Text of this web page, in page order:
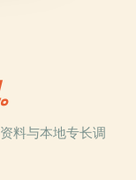
料与本地专长调